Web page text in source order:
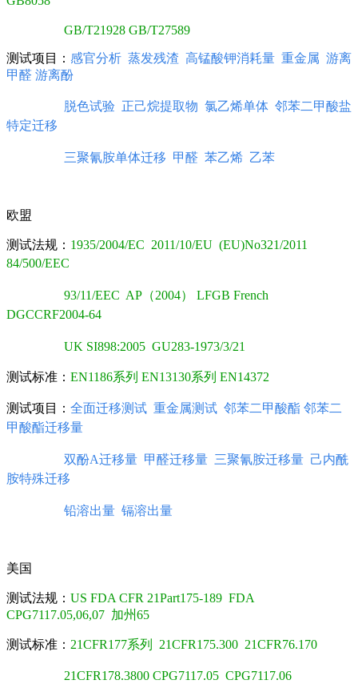
GB/T21928 GB/T27589
测试项目： 感官分析 蒸发残渣 高锰酸钾消耗量 重金属 游离
甲醛 游离酚
脱色试验 正己烷提取物 氯乙烯单体 邻苯二甲酸盐
特定迁移
三聚氰胺单体迁移 甲醛 苯乙烯 乙苯
欧盟
测试法规： 1935/2004/EC 2011/10/EU (EU)No321/2011
84/500/EEC
93/11/EEC AP（2004） LFGB French
DGCCRF2004-64
UK SI898:2005 GU283-1973/3/21
测试标准： EN1186系列 EN13130系列 EN14372
测试项目： 全面迁移测试 重金属测试 邻苯二甲酸酯 邻苯二
甲酸酯迁移量
双酚A迁移量 甲醛迁移量 三聚氰胺迁移量 己内酰
胺特殊迁移
铅溶出量 镉溶出量
美国
测试法规： US FDA CFR 21Part175-189 FDA
CPG7117.05,06,07 加州65
测试标准： 21CFR177系列 21CFR175.300 21CFR76.170
21CFR178.3800 CPG7117.05 CPG7117.06